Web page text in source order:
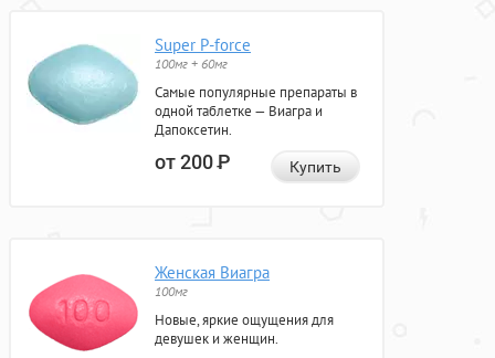
Super P-force
100мг + 60мг
Самые популярные препараты в
одной таблетке — Виагра и
Дапоксетин.
от 200Р Купить
Женская Виагра
100мг
Новые, яркие ощущения для
девушек и женщин.